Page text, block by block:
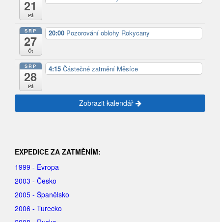
21
Pá
SRP
27
Čt
20:00 Pozorování oblohy Rokycany
SRP
28
Pá
4:15 Částečné zatmění Měsíce
Zobrazit kalendář
EXPEDICE ZA ZATMĚNÍM:
1999 - Evropa
2003 - Česko
2005 - Španělsko
2006 - Turecko